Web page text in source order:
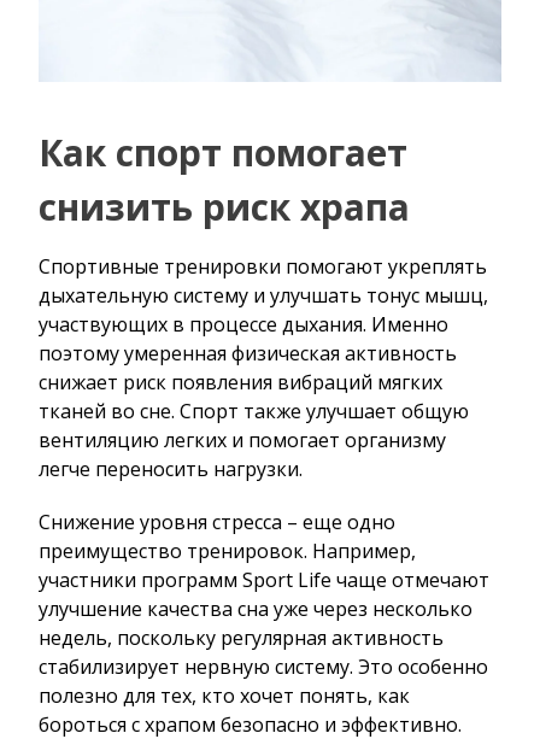
Как спорт помогает
снизить риск храпа
Спортивные тренировки помогают укреплять
дыхательную систему и улучшать тонус мышц,
участвующих в процессе дыхания. Именно
поэтому умеренная физическая активность
снижает риск появления вибраций мягких
тканей во сне. Спорт также улучшает общую
вентиляцию легких и помогает организму
легче переносить нагрузки.
Снижение уровня стресса – еще одно
преимущество тренировок. Например,
участники программ Sport Life чаще отмечают
улучшение качества сна уже через несколько
недель, поскольку регулярная активность
стабилизирует нервную систему. Это особенно
полезно для тех, кто хочет понять, как
бороться с храпом безопасно и эффективно.